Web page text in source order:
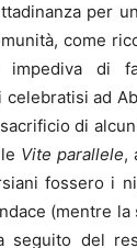
per
come
impediva di
ad
di
Vite parallele,
fossero i
(mentre la
seguito del